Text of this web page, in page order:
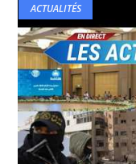
ACTUALITÉS